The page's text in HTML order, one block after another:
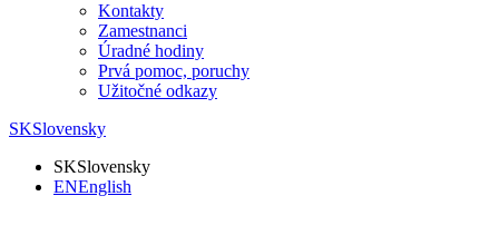
Kontakty
Zamestnanci
Úradné hodiny
Prvá pomoc, poruchy
Užitočné odkazy
SKSlovensky
SKSlovensky
ENEnglish